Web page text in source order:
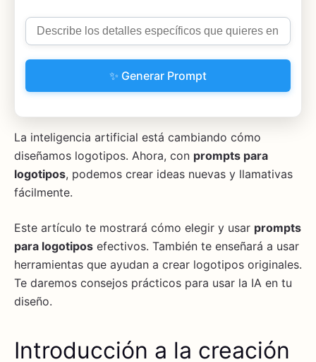
✨ Generar Prompt
La inteligencia artificial está cambiando cómo
diseñamos logotipos. Ahora, con prompts para
logotipos, podemos crear ideas nuevas y llamativas
fácilmente.
Este artículo te mostrará cómo elegir y usar prompts
para logotipos efectivos. También te enseñará a usar
herramientas que ayudan a crear logotipos originales.
Te daremos consejos prácticos para usar la IA en tu
diseño.
Introducción a la creación